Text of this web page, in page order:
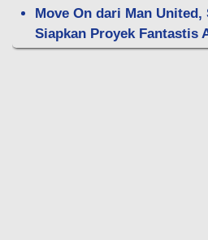
Move On dari Man
Siapkan Proyek Fantastis